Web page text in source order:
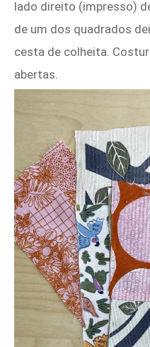
lado direito (impresso)
de um dos quadrados
cesta de colheita.
abertas.